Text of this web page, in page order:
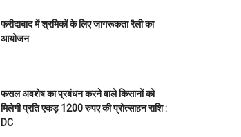
फरीदाबाद में श्रमिकों के लिए जागरूकता रैली का
आयोजन
फसल अवशेष का प्रबंधन करने वाले किसानों को
मिलेगी प्रति एकड़ 1200 रुपए की प्रोत्साहन राशि :
DC